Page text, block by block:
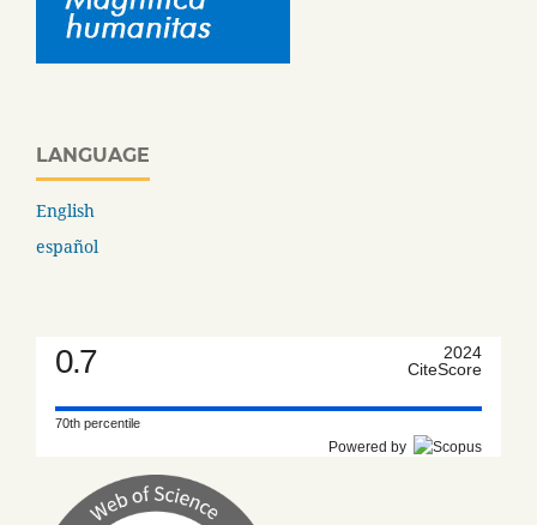
LANGUAGE
English
español
0.7
2024
CiteScore
70th percentile
Powered by